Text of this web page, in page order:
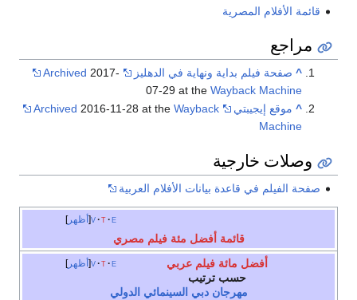
قائمة الأفلام المصرية
مراجع
^ صفحة فيلم بداية ونهاية في الدهليز Archived 2017-
07-29 at theWayback Machine
^ موقع إيجيبتي Archived 2016-11-28 at theWayback
Machine
وصلات خارجية
صفحة الفيلم في قاعدة بيانات الأفلام العربية
أظهر v t e
قائمة أفضل مئة فيلم مصري
أظهر v t e
أفضل مائة فيلم عربي
حسب ترتيب
مهرجان دبي السينمائي الدولي